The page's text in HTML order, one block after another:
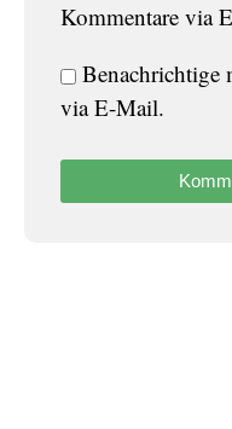
Kommentare via
Benachrichtige
via E-Mail.